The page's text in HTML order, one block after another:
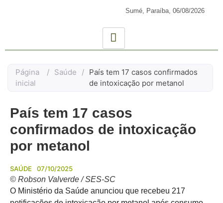
Sumé, Paraíba, 06/08/2026
Página
inicial
/ Saúde /
País tem 17 casos confirmados
de intoxicação por metanol
País tem 17 casos
confirmados de intoxicação
por metanol
SAÚDE 07/10/2025
© Robson Valverde / SES-SC
O Ministério da Saúde anunciou que recebeu 217